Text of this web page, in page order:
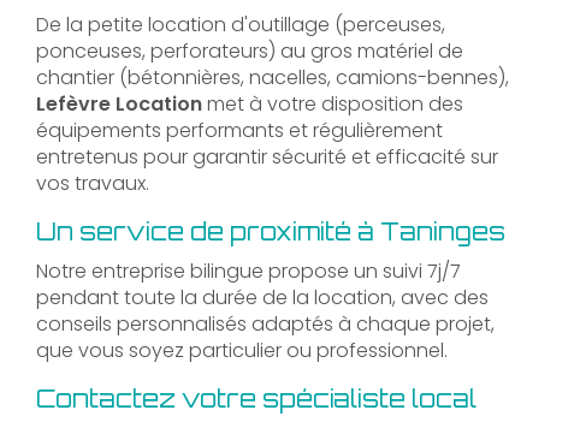
De la petite location d'outillage (perceuses,
ponceuses, perforateurs) au gros matériel de
chantier (bétonnières, nacelles, camions-bennes),
Lefèvre Locationmet à votre disposition des
équipements performants et régulièrement
entretenus pour garantir sécurité et efficacité sur
vos travaux.
Un service de proximité à Taninges
Notre entreprise bilingue propose un suivi 7j/7
pendant toute la durée de la location, avec des
conseils personnalisés adaptés à chaque projet,
que vous soyez particulier ou professionnel.
Contactez votre spécialiste local